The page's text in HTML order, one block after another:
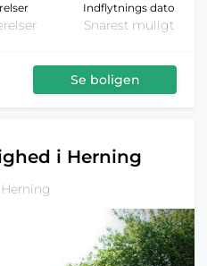
Indflytnings dato
Snarest muligt
Se boligen
i Herning